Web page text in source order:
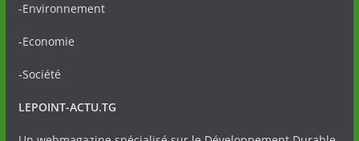
-Environnement
-Economie
-Société
LEPOINT-ACTU.TG